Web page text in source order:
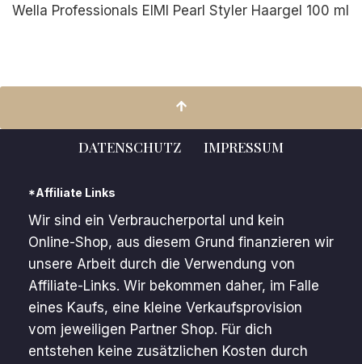
Wella Professionals EIMI Pearl Styler Haargel 100 ml
DATENSCHUTZ IMPRESSUM
*Affiliate Links
Wir sind ein Verbraucherportal und kein
Online-Shop, aus diesem Grund finanzieren wir
unsere Arbeit durch die Verwendung von
Affiliate-Links. Wir bekommen daher, im Falle
eines Kaufs, eine kleine Verkaufsprovision
vom jeweiligen Partner Shop. Für dich
entstehen keine zusätzlichen Kosten durch